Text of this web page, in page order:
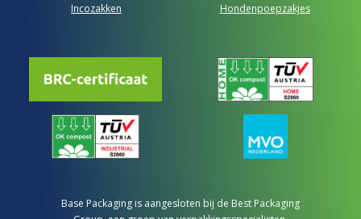
Incozakken Hondenpoepzakjes
Base Packaging is aangesloten bij de Best Packaging